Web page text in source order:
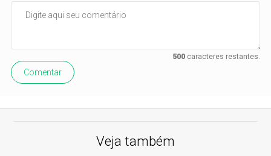
500caracteres restantes.
Comentar
Veja também